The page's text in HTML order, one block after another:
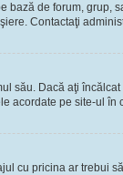
bază de forum, grup,
Contactaţi
său. Dacă aţi
acordate pe site-ul
cu pricina ar trebui